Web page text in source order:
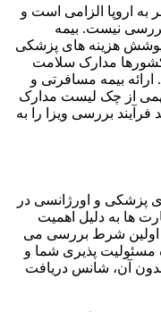
اروپا الزامی است و
نیست. بیمه
حداقل ۳۰ هزار یورو پوشش هزینه های پزشکی
مدارک سلامت
بیمه مسافرتی و
از چک لیست مدارک
بررسی ویزا را به
پزشکی و اورژانسی در
ها به دلیل اهمیت
اولین شرط بررسی می
مسئولیت پذیری شما و
آن، شانس دریافت